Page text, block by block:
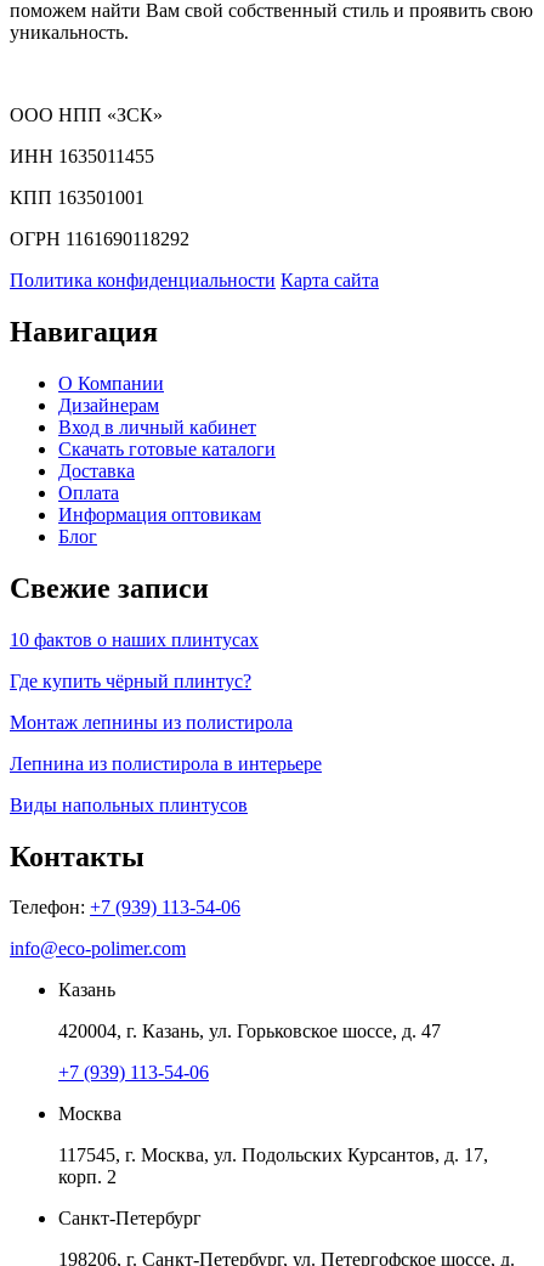
поможем найти Вам свой собственный стиль и проявить свою
уникальность.
ООО НПП «ЗСК»
ИНН 1635011455
КПП 163501001
ОГРН 1161690118292
Политика конфиденциальности Карта сайта
Навигация
О Компании
Дизайнерам
Вход в личный кабинет
Скачать готовые каталоги
Доставка
Оплата
Информация оптовикам
Блог
Свежие записи
10 фактов о наших плинтусах
Где купить чёрный плинтус?
Монтаж лепнины из полистирола
Лепнина из полистирола в интерьере
Виды напольных плинтусов
Контакты
Телефон: +7 (939) 113-54-06
info@eco-polimer.com
Казань
420004, г. Казань, ул. Горьковское шоссе, д. 47
+7 (939) 113-54-06
Москва
117545, г. Москва, ул. Подольских Курсантов, д. 17,
корп. 2
Санкт-Петербург
198206, г. Санкт-Петербург, ул. Петергофское шоссе, д.